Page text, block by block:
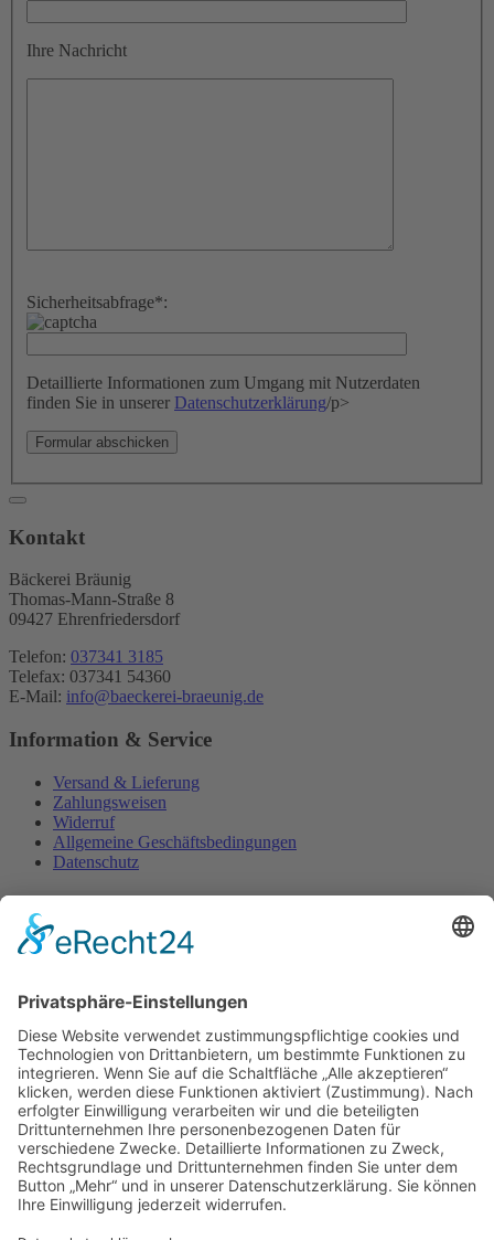
Ihre Nachricht
lasse
dieses
Sicherheitsabfrage*:
Detaillierte Informationen zum Umgang mit Nutzerdaten
finden Sie in unserer Datenschutzerklärung/p>
Kontakt
Bäckerei Bräunig
Thomas-Mann-Straße 8
09427 Ehrenfriedersdorf
Telefon: 037341 3185
Telefax: 037341 54360
E-Mail: info@baeckerei-braeunig.de
Information & Service
Versand & Lieferung
Zahlungsweisen
Widerruf
Allgemeine Geschäftsbedingungen
Datenschutz
Home
Website
Widerruf
©2026 Bäckerei Bräunig | Umsetzung Pepsite®
×
Anmelden